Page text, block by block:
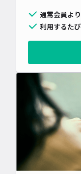
通常会員よ
利用するた